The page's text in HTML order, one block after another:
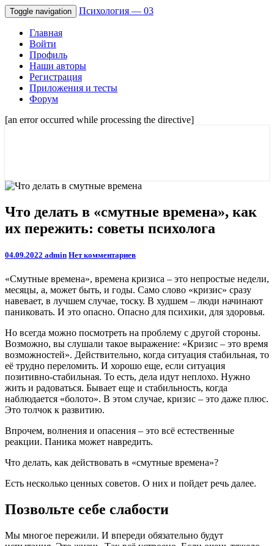
Toggle navigation Психология — 03
Главная
Войти
Профиль
Наши авторы
Регистрация
Приложения и тесты
Форум
[an error occurred while processing the directive]
проблемы.
Что
делать
в
времена»,
их
пережить:
советы
психолога
Что делать в «смутные времена», как
их пережить: советы психолога
04.09.2022 admin Comments
Нет комментариев
«Смутные времена», времена кризиса – это непростые недели,
месяцы, а, может быть, и годы. Само слово «кризис» сразу
навевает, в лучшем случае, тоску. В худшем – люди начинают
паниковать. И это опасно. Опасно для психики, для здоровья.
Но всегда можно посмотреть на проблему с другой стороны.
Возможно, вы слушали такое выражение: «Кризис – это время
возможностей». Действительно, когда ситуация стабильная, то
её трудно переломить. И хорошо еще, если ситуация
позитивно-стабильная. То есть, дела идут неплохо. Нужно
жить и радоваться. Бывает еще и стабильность, когда
наблюдается «болото». В этом случае, кризис – это даже плюс.
Это толчок к развитию.
Впрочем, волнения и опасения – это всё естественные
реакции. Паника может навредить.
Что делать, как действовать в «смутные времена»?
Есть несколько ценных советов. О них и пойдет речь далее.
Позвольте себе слабости
Мы многое пережили. И впереди обязательно будут